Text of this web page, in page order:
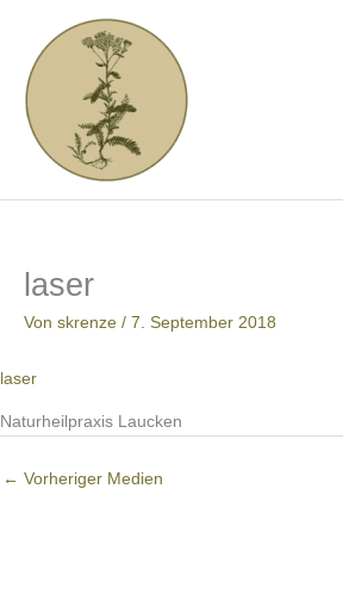
springen
laser
Von skrenze / 7. September 2018
laser
Naturheilpraxis Laucken
← Vorheriger Medien